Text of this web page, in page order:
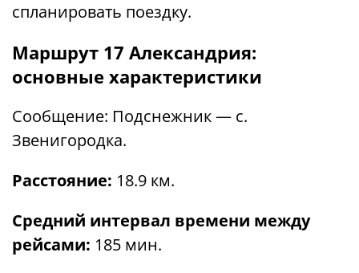
спланировать поездку.
Маршрут 17 Александрия:
основные характеристики
Сообщение: Подснежник — с.
Звенигородка.
Расстояние: 18.9 км.
Средний интервал времени между
рейсами: 185 мин.